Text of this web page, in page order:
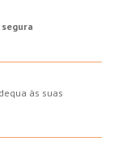
às suas